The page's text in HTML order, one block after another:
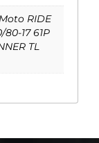
RIDE
80-17 61P
TL